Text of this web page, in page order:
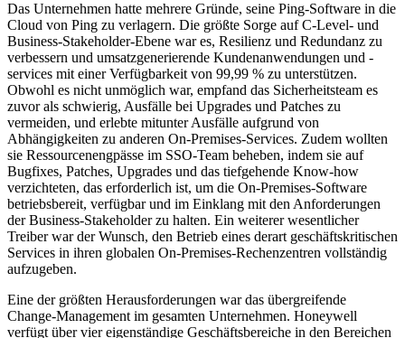
Das Unternehmen hatte mehrere Gründe, seine Ping-Software in die
Cloud von Ping zu verlagern. Die größte Sorge auf C-Level- und
Business-Stakeholder-Ebene war es, Resilienz und Redundanz zu
verbessern und umsatzgenerierende Kundenanwendungen und -
services mit einer Verfügbarkeit von 99,99 % zu unterstützen.
Obwohl es nicht unmöglich war, empfand das Sicherheitsteam es
zuvor als schwierig, Ausfälle bei Upgrades und Patches zu
vermeiden, und erlebte mitunter Ausfälle aufgrund von
Abhängigkeiten zu anderen On-Premises-Services. Zudem wollten
sie Ressourcenengpässe im SSO-Team beheben, indem sie auf
Bugfixes, Patches, Upgrades und das tiefgehende Know-how
verzichteten, das erforderlich ist, um die On-Premises-Software
betriebsbereit, verfügbar und im Einklang mit den Anforderungen
der Business-Stakeholder zu halten. Ein weiterer wesentlicher
Treiber war der Wunsch, den Betrieb eines derart geschäftskritischen
Services in ihren globalen On-Premises-Rechenzentren vollständig
aufzugeben.
Eine der größten Herausforderungen war das übergreifende
Change-Management im gesamten Unternehmen. Honeywell
verfügt über vier eigenständige Geschäftsbereiche in den Bereichen